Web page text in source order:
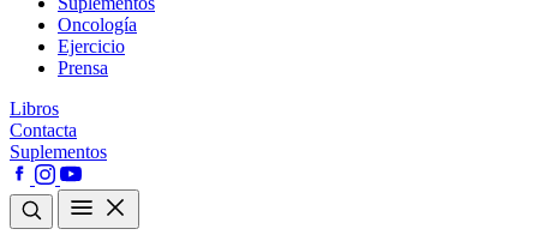
Oncología
Ejercicio
Prensa
Libros
Contacta
Suplementos